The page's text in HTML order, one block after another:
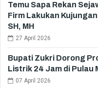
Temu Sapa Rekan
Firm Lakukan
SH, MH
27 April 2026
Bupati Zukri Dorong
Listrik 24 Jam di Pulau
07 April 2026